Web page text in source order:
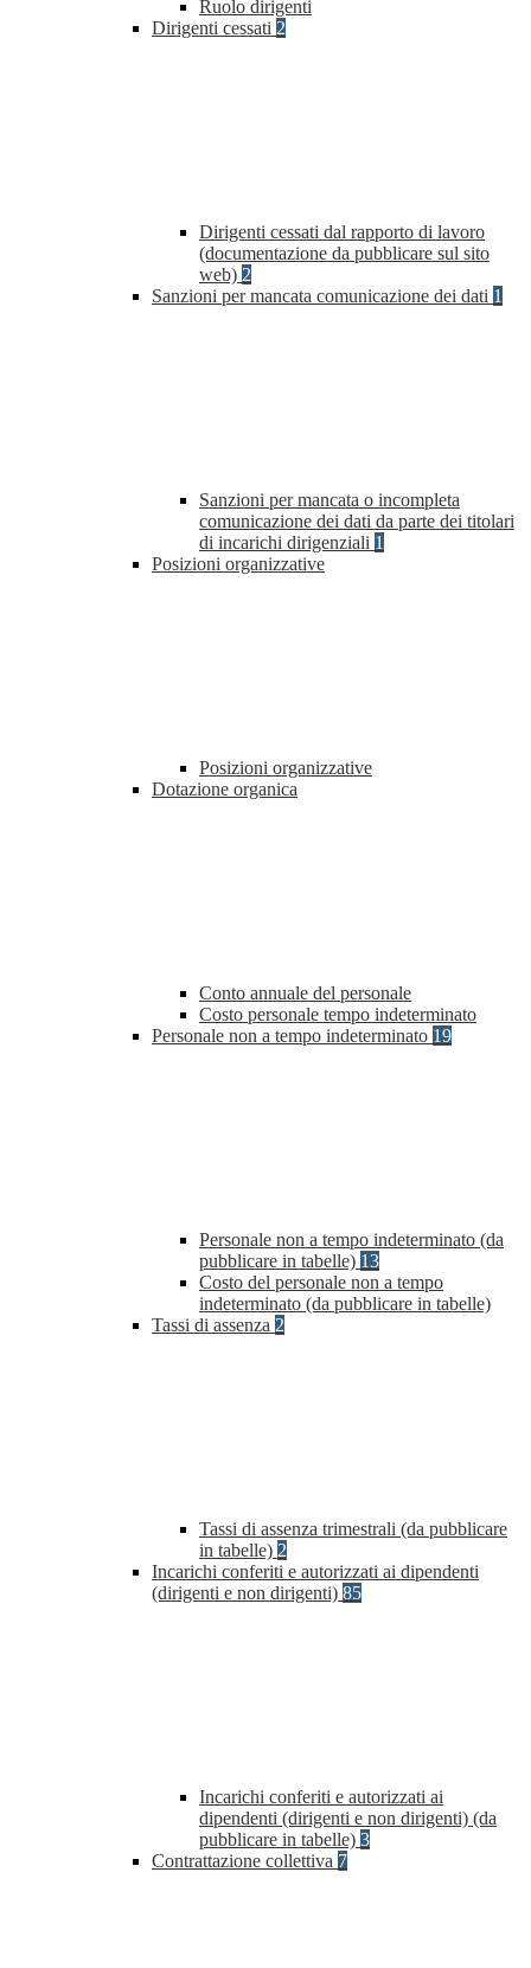
Ruolo dirigenti
Dirigenti cessati 2
Dirigenti cessati dal rapporto di lavoro
(documentazione da pubblicare sul sito
web) 2
Sanzioni per mancata comunicazione dei dati 1
Sanzioni per mancata o incompleta
comunicazione dei dati da parte dei titolari
di incarichi dirigenziali 1
Posizioni organizzative
Posizioni organizzative
Dotazione organica
Conto annuale del personale
Costo personale tempo indeterminato
Personale non a tempo indeterminato 19
Personale non a tempo indeterminato (da
pubblicare in tabelle) 13
Costo del personale non a tempo
indeterminato (da pubblicare in tabelle)
Tassi di assenza 2
Tassi di assenza trimestrali (da pubblicare
in tabelle) 2
Incarichi conferiti e autorizzati ai dipendenti
(dirigenti e non dirigenti) 85
Incarichi conferiti e autorizzati ai
dipendenti (dirigenti e non dirigenti) (da
pubblicare in tabelle) 3
Contrattazione collettiva 7